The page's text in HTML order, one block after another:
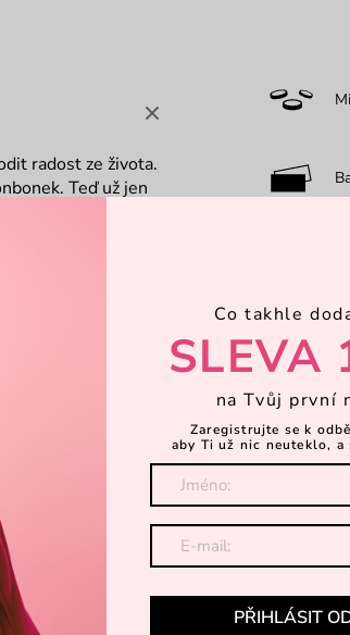
radost ze života.
Teď už jen
Co takhle
SLEVA
na Tvůj první
Zaregistrujte se k
aby Ti už nic neuteklo, a
PŘIHLÁSIT